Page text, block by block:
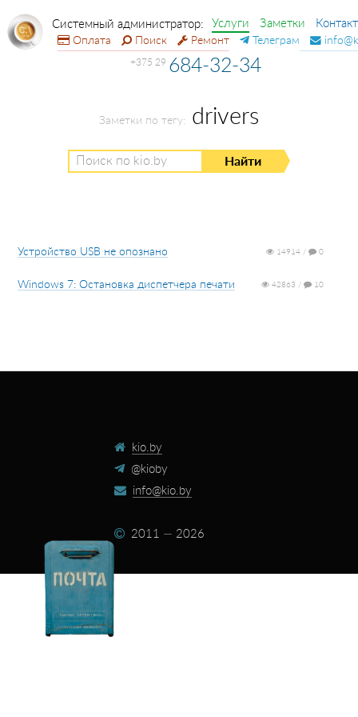
Системный администратор: Услуги Заметки
+375 29 684-32-34
Оплата Поиск Ремонт Телеграм
Заметки по тегу: drivers
Устройство USB не опознано 14914 / 0
Windows 7: Остановка диспетчера печати 42863 / 10
kio.by
@kioby
info@kio.by
2011 — 2026